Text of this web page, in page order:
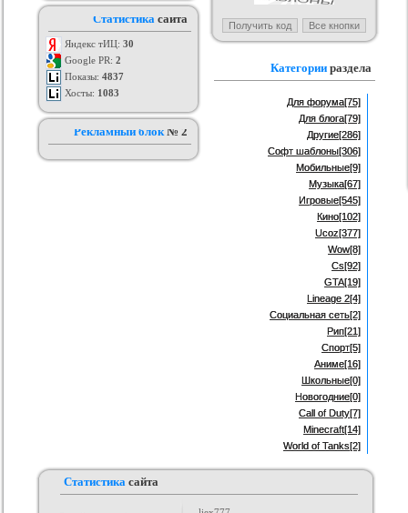
шаблон для uCoz
Скачать Шаблон "uCoz Portal"
для uCoz
Категория :Ucoz
Категория :Cs
Статистика сайта
Яндекс тИЦ: 30
Google PR: 2
Показы: 4837
Хосты: 1083
Рекламный блок№ 2
Категории раздела
Для форума[75]
Для блога[79]
Другие[286]
Софт шаблоны[306]
Мобильные[9]
Музыка[67]
Игровые[545]
Кино[102]
Ucoz[377]
Wow[8]
Cs[92]
GTA[19]
Lineage 2[4]
Социальная сеть[2]
Рип[21]
Спорт[5]
Аниме[16]
Школьные[0]
Новогодние[0]
Call of Duty[7]
Minecraft[14]
World of Tanks[2]
Статистика сайта